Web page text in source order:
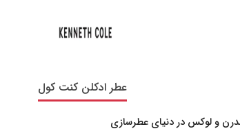
عطر ادکلن کنت کول